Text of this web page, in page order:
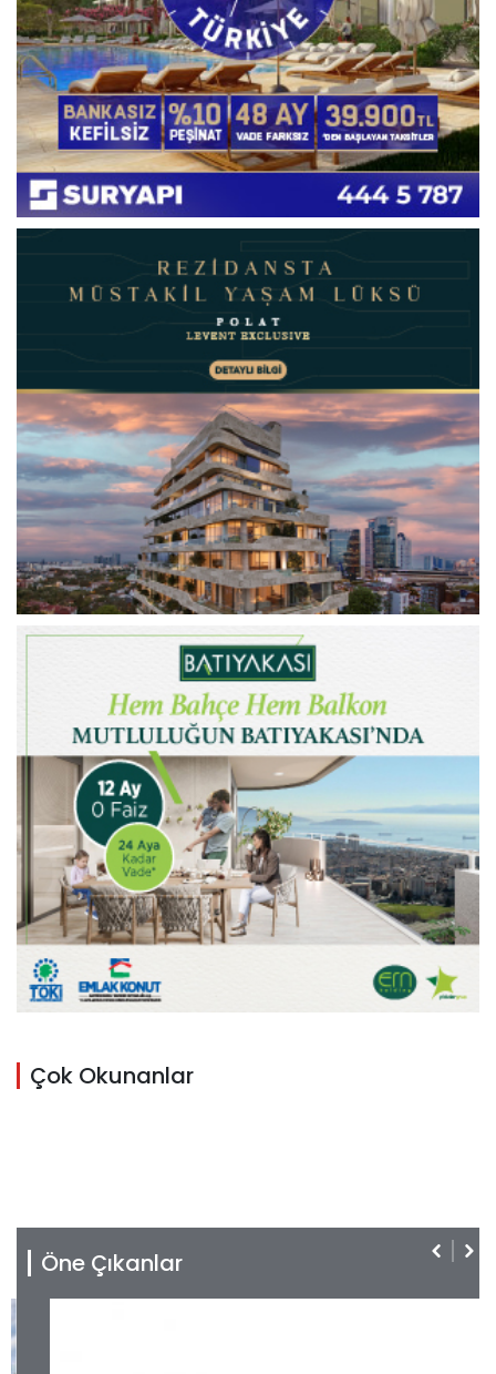
Çok Okunanlar
Öne Çıkanlar